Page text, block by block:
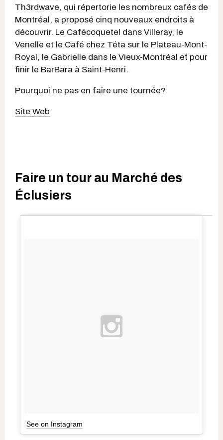
Th3rdwave, qui répertorie les nombreux cafés de
Montréal, a proposé cinq nouveaux endroits à
découvrir. Le Cafécoquetel dans Villeray, le
Venelle et le Café chez Téta sur le Plateau-Mont-
Royal, le Gabrielle dans le Vieux-Montréal et pour
finir le BarBara à Saint-Henri.
Pourquoi ne pas en faire une tournée?
Site Web
Faire un tour au Marché des
Éclusiers
See on Instagram